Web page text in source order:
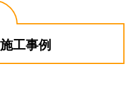
受注満足度 ★★★★☆
工事例